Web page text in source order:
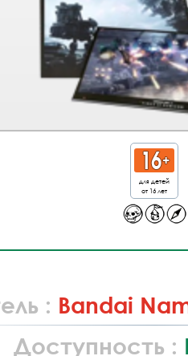
для детей
от 16 лет
: Bandai
Доступность :